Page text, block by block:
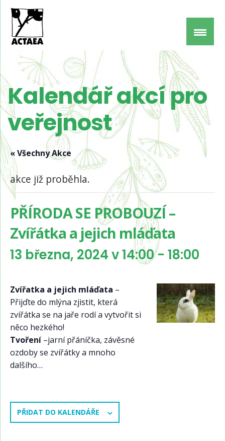
Kalendář akcí pro
veřejnost
« Všechny Akce
akce již proběhla.
PŘÍRODA SE PROBOUZÍ –
Zvířátka a jejich mláďata
13 března, 2024 v 14:00- 18:00
Zvířatka a jejich mláďata –
Přijďte do mlýna zjistit, která
zvířátka se na jaře rodí a vytvořit si
něco hezkého!
Tvoření –jarní přáníčka, závěsné
ozdoby se zvířátky a mnoho
dalšího…
PŘIDAT DO KALENDÁŘE